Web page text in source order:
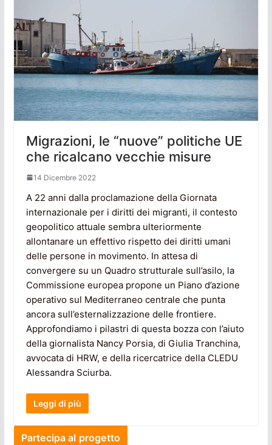
Migrazioni, le “nuove” politiche UE
che ricalcano vecchie misure
14 Dicembre 2022
A 22 anni dalla proclamazione della Giornata
internazionale per i diritti dei migranti, il contesto
geopolitico attuale sembra ulteriormente
allontanare un effettivo rispetto dei diritti umani
delle persone in movimento. In attesa di
convergere su un Quadro strutturale sull’asilo, la
Commissione europea propone un Piano d’azione
operativo sul Mediterraneo centrale che punta
ancora sull’esternalizzazione delle frontiere.
Approfondiamo i pilastri di questa bozza con l’aiuto
della giornalista Nancy Porsia, di Giulia Tranchina,
avvocata di HRW, e della ricercatrice della CLEDU
Alessandra Sciurba.
Leggi di più
Partecipa al progetto